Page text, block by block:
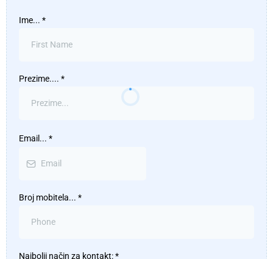
Ime... *
Prezime.... *
Email... *
Broj mobitela... *
Najbolji način za kontakt:*